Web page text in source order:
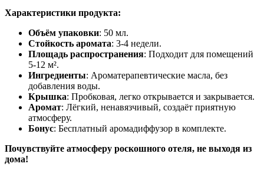
Характеристики продукта:
Объём упаковки: 50 мл.
Стойкость аромата: 3-4 недели.
Площадь распространения: Подходит для помещений
5-12 м².
Ингредиенты: Ароматерапевтические масла, без
добавления воды.
Крышка: Пробковая, легко открывается и закрывается.
Аромат: Лёгкий, ненавязчивый, создаёт приятную
атмосферу.
Бонус: Бесплатный аромадиффузор в комплекте.
Почувствуйте атмосферу роскошного отеля, не выходя из
дома!